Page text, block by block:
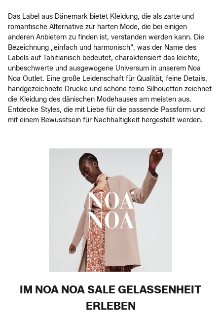
Das Label aus Dänemark bietet Kleidung, die als zarte und
romantische Alternative zur harten Mode, die bei einigen
anderen Anbietern zu finden ist, verstanden werden kann. Die
Bezeichnung „einfach und harmonisch“, was der Name des
Labels auf Tahitianisch bedeutet, charakterisiert das leichte,
unbeschwerte und ausgewogene Universum in unserem Noa
Noa Outlet. Eine große Leidenschaft für Qualität, feine Details,
handgezeichnete Drucke und schöne feine Silhouetten zeichnet
die Kleidung des dänischen Modehauses am meisten aus.
Entdecke Styles, die mit Liebe für die passende Passform und
mit einem Bewusstsein für Nachhaltigkeit hergestellt werden.
IM NOA NOA SALE GELASSENHEIT
ERLEBEN